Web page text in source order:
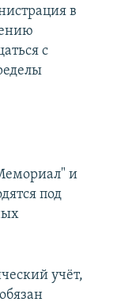
в
с
и
под
учёт,